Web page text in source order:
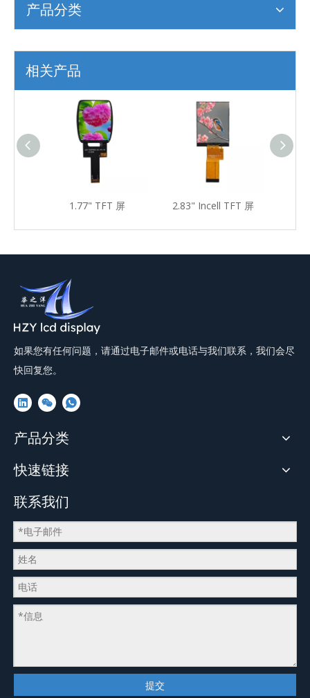
产品分类
相关产品
1.77" TFT 屏 2.83" Incell TFT 屏
如果您有任何问题，请通过电子邮件或电话与我们联系，我们会尽
快回复您。
产品分类
快速链接
联系我们
提交